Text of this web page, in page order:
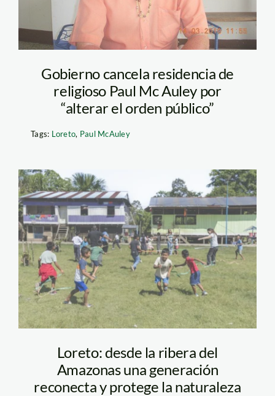
Gobierno cancela residencia de
religioso Paul Mc Auley por
“alterar el orden público”
Tags: Loreto, Paul McAuley
Sembrando Futuro
Ambiental _ SPDA
Loreto: desde la ribera del
Amazonas una generación
reconecta y protege la naturaleza